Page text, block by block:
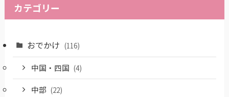
カテゴリー
おでかけ (116)
中国・四国 (4)
中部 (22)